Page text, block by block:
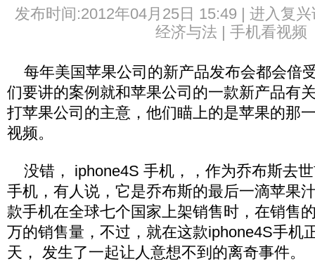
发布时间:2012年04月25日 15:49 | 进入复兴
经济与法 | 手机看视频
每年美国苹果公司的新产品发布会都会偣
们要讲的案例就和苹果公司的一款新产品有
打苹果公司的主意，他们瞄上的是苹果的那
视频。
没错， iphone4S 手机，，作为乔布斯去
手机，有人说，它是乔布斯的最后一滴苹果
款手机在全球七个国家上架销售时，在销售
万的销售量，不过，就在这款iphone4S手机
天， 发生了一起让人意想不到的离奇事件。